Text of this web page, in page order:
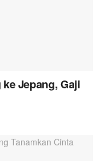
Jepang, Gaji